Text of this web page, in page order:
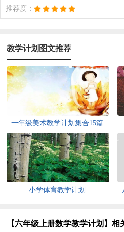
推荐度：
教学计划图文推荐
一年级美术教学计划集合15篇
小学体育教学计划
【六年级上册数学教学计划】相